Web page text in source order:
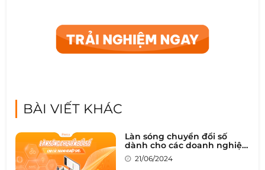
BÀI VIẾT KHÁC
Làn sóng chuyển đổi số
dành cho các doanh nghiệp
SMEs
21/06/2024